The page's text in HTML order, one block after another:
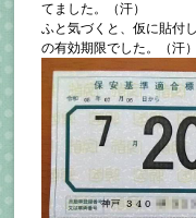
てました。（汗）
ふと気づくと、仮に貼付
の有効期限でした。（汗）